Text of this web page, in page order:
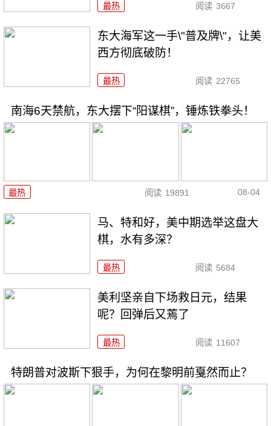
最热 阅读 3667
东大海军这一手\"普及牌\"，让美
西方彻底破防！
最热 阅读 22765
南海6天禁航，东大摆下“阳谋棋”，锤炼铁拳头！
最热 阅读 19891 08-04
马、特和好，美中期选举这盘大
棋，水有多深？
最热 阅读 5684
美利坚亲自下场救日元，结果
呢？回弹后又蔫了
最热 阅读 11607
特朗普对波斯下狠手，为何在黎明前戛然而止？